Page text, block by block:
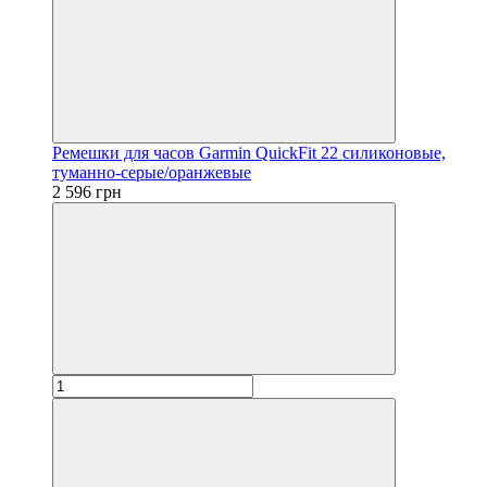
Ремешки для часов Garmin QuickFit 22 силиконовые,
туманно-серые/оранжевые
2 596 грн